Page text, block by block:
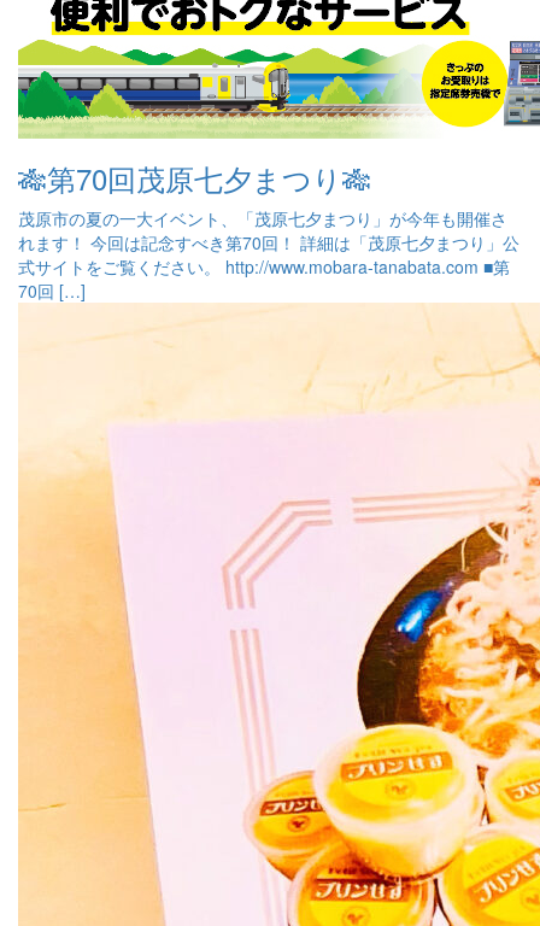
🎋第70回茂原七夕まつり🎋
茂原市の夏の一大イベント、「茂原七夕まつり」が今年も開催さ
れます！ 今回は記念すべき第70回！ 詳細は「茂原七夕まつり」公
式サイトをご覧ください。 http://www.mobara-tanabata.com ■第
70回 […]